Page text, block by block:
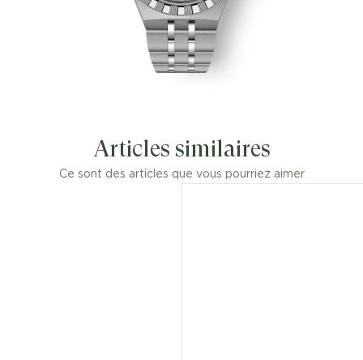
Articles similaires
Ce sont des articles que vous pourriez aimer